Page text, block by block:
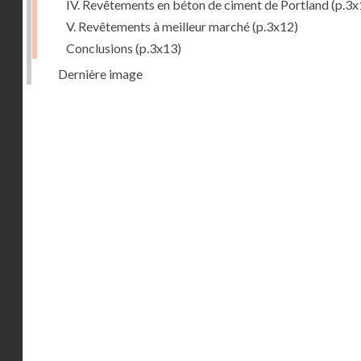
IV. Revêtements en béton de ciment de Portland
V. Revêtements à meilleur marché(p.3x12)
Conclusions (p.3x13)
Dernière image